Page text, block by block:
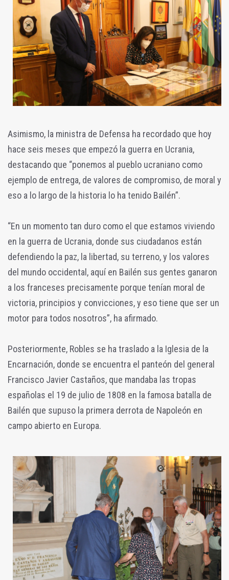
Asimismo, la ministra de Defensa ha recordado que hoy
hace seis meses que empezó la guerra en Ucrania,
destacando que “ponemos al pueblo ucraniano como
ejemplo de entrega, de valores de compromiso, de moral y
eso a lo largo de la historia lo ha tenido Bailén”.
“En un momento tan duro como el que estamos viviendo
en la guerra de Ucrania, donde sus ciudadanos están
defendiendo la paz, la libertad, su terreno, y los valores
del mundo occidental, aquí en Bailén sus gentes ganaron
a los franceses precisamente porque tenían moral de
victoria, principios y convicciones, y eso tiene que ser un
motor para todos nosotros”, ha afirmado.
Posteriormente, Robles se ha traslado a la Iglesia de la
Encarnación, donde se encuentra el panteón del general
Francisco Javier Castaños, que mandaba las tropas
españolas el 19 de julio de 1808 en la famosa batalla de
Bailén que supuso la primera derrota de Napoleón en
campo abierto en Europa.